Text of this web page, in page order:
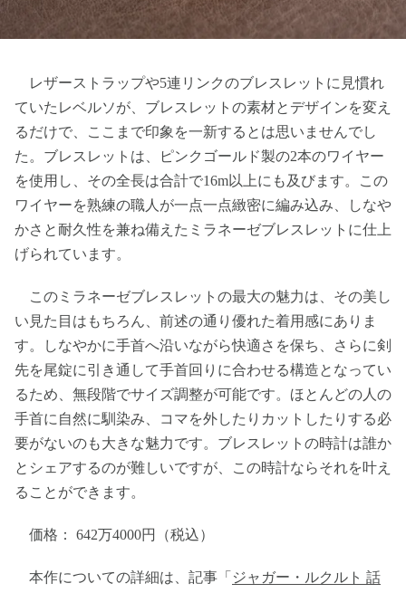
レザーストラップや5連リンクのブレスレットに見慣れ
ていたレベルソが、ブレスレットの素材とデザインを変え
るだけで、ここまで印象を一新するとは思いませんでし
た。ブレスレットは、ピンクゴールド製の2本のワイヤー
を使用し、その全長は合計で16m以上にも及びます。この
ワイヤーを熟練の職人が一点一点緻密に編み込み、しなや
かさと耐久性を兼ね備えたミラネーゼブレスレットに仕上
げられています。
このミラネーゼブレスレットの最大の魅力は、その美し
い見た目はもちろん、前述の通り優れた着用感にありま
す。しなやかに手首へ沿いながら快適さを保ち、さらに剣
先を尾錠に引き通して手首回りに合わせる構造となってい
るため、無段階でサイズ調整が可能です。ほとんどの人の
手首に自然に馴染み、コマを外したりカットしたりする必
要がないのも大きな魅力です。ブレスレットの時計は誰か
とシェアするのが難しいですが、この時計ならそれを叶え
ることができます。
価格： 642万4000円（税込）
本作についての詳細は、記事「 ジャガー・ルクルト 話